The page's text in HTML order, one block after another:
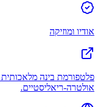
אודיו ומוזיקה
פלטפורמת בינה
אולטרה-ריאליסטיים.